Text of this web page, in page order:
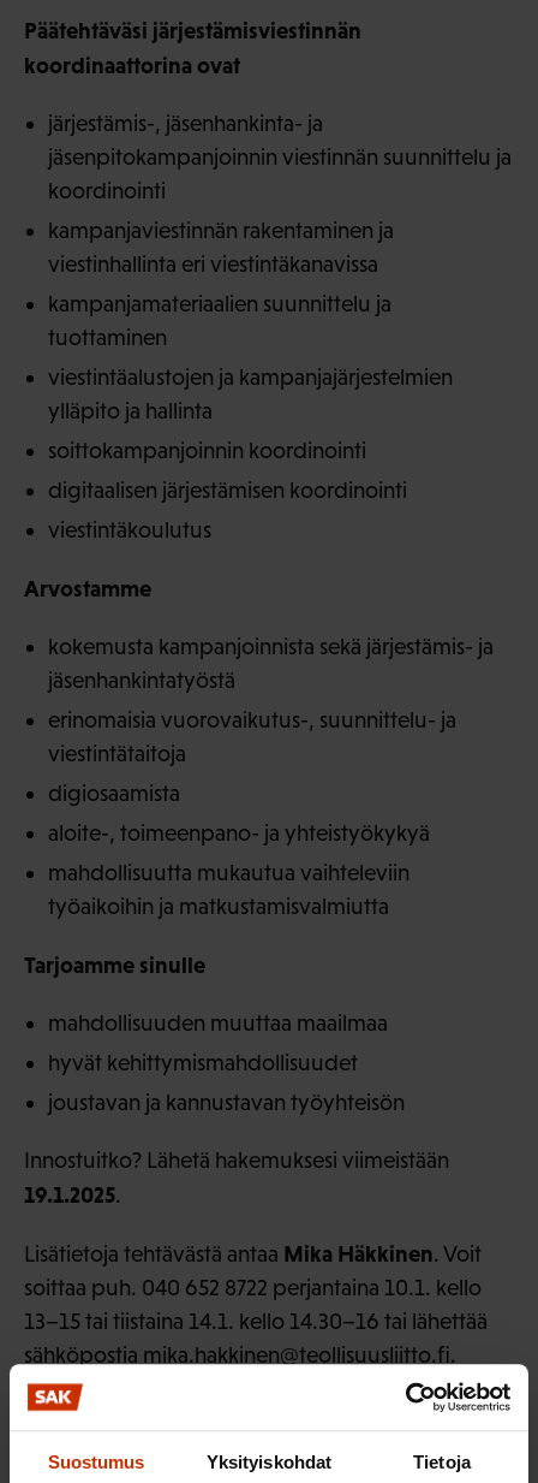
Suostumus Yksityiskohdat Tietoja
Päätehtäväsi järjestämisviestinnän
koordinaattorina ovat
järjestämis-, jäsenhankinta- ja
jäsenpitokampanjoinnin viestinnän suunnittelu ja
koordinointi
kampanjaviestinnän rakentaminen ja
viestinhallinta eri viestintäkanavissa
kampanjamateriaalien suunnittelu ja
tuottaminen
viestintäalustojen ja kampanjajärjestelmien
ylläpito ja hallinta
soittokampanjoinnin koordinointi
digitaalisen järjestämisen koordinointi
viestintäkoulutus
Arvostamme
kokemusta kampanjoinnista sekä järjestämis- ja
jäsenhankintatyöstä
erinomaisia vuorovaikutus-, suunnittelu- ja
viestintätaitoja
digiosaamista
aloite-, toimeenpano- ja yhteistyökykyä
mahdollisuutta mukautua vaihteleviin
työaikoihin ja matkustamisvalmiutta
Tarjoamme sinulle
mahdollisuuden muuttaa maailmaa
hyvät kehittymismahdollisuudet
joustavan ja kannustavan työyhteisön
Innostuitko? Lähetä hakemuksesi viimeistään
19.1.2025.
Lisätietoja tehtävästä antaa Mika Häkkinen. Voit
soittaa puh. 040 652 8722 perjantaina 10.1. kello
13–15 tai tiistaina 14.1. kello 14.30–16 tai lähettää
sähköpostia mika.hakkinen@teollisuusliitto.fi.